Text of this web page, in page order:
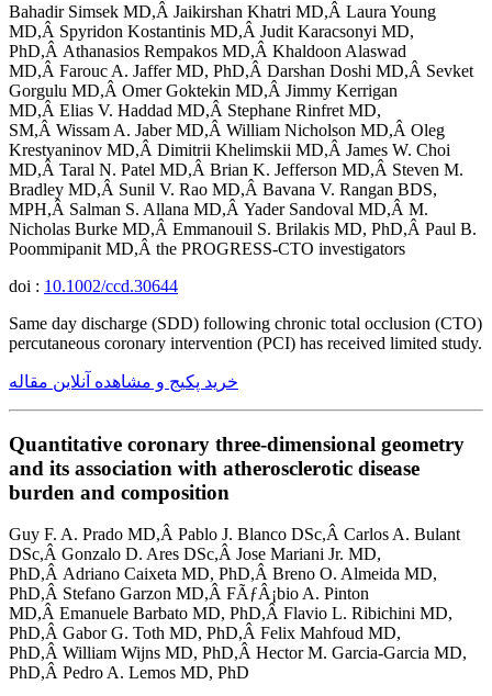
Bahadir Simsek MD,Â Jaikirshan Khatri MD,Â Laura Young
MD,Â Spyridon Kostantinis MD,Â Judit Karacsonyi MD,
PhD,Â Athanasios Rempakos MD,Â Khaldoon Alaswad
MD,Â Farouc A. Jaffer MD, PhD,Â Darshan Doshi MD,Â Sevket
Gorgulu MD,Â Omer Goktekin MD,Â Jimmy Kerrigan
MD,Â Elias V. Haddad MD,Â Stephane Rinfret MD,
SM,Â Wissam A. Jaber MD,Â William Nicholson MD,Â Oleg
Krestyaninov MD,Â Dimitrii Khelimskii MD,Â James W. Choi
MD,Â Taral N. Patel MD,Â Brian K. Jefferson MD,Â Steven M.
Bradley MD,Â Sunil V. Rao MD,Â Bavana V. Rangan BDS,
MPH,Â Salman S. Allana MD,Â Yader Sandoval MD,Â M.
Nicholas Burke MD,Â Emmanouil S. Brilakis MD, PhD,Â Paul B.
Poommipanit MD,Â the PROGRESS-CTO investigators
doi : 10.1002/ccd.30644
Same day discharge (SDD) following chronic total occlusion (CTO)
percutaneous coronary intervention (PCI) has received limited study.
خرید پکیج و مشاهده آنلاین مقاله
Quantitative coronary three-dimensional geometry
and its association with atherosclerotic disease
burden and composition
Guy F. A. Prado MD,Â Pablo J. Blanco DSc,Â Carlos A. Bulant
DSc,Â Gonzalo D. Ares DSc,Â Jose Mariani Jr. MD,
PhD,Â Adriano Caixeta MD, PhD,Â Breno O. Almeida MD,
PhD,Â Stefano Garzon MD,Â FÃƒÂ¡bio A. Pinton
MD,Â Emanuele Barbato MD, PhD,Â Flavio L. Ribichini MD,
PhD,Â Gabor G. Toth MD, PhD,Â Felix Mahfoud MD,
PhD,Â William Wijns MD, PhD,Â Hector M. Garcia-Garcia MD,
PhD,Â Pedro A. Lemos MD, PhD